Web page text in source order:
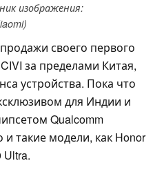
изображения:
своего первого
за пределами Китая,
устройства. Пока что
для Индии и
Qualcomm
и такие модели, как Honor
Ultra.